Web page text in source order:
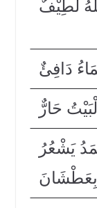
لَطِيْفٌ
دَافِئٌ
اَلْبَيْتُ حَارٌّ
يَشْعُرُ
بِعَطْشَانَ